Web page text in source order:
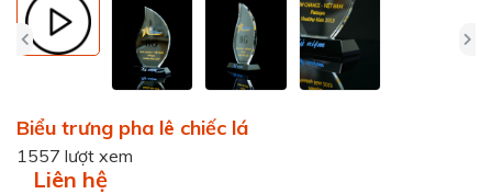
Biểu trưng pha lê chiếc lá
1557 lượt xem
Liên hệ